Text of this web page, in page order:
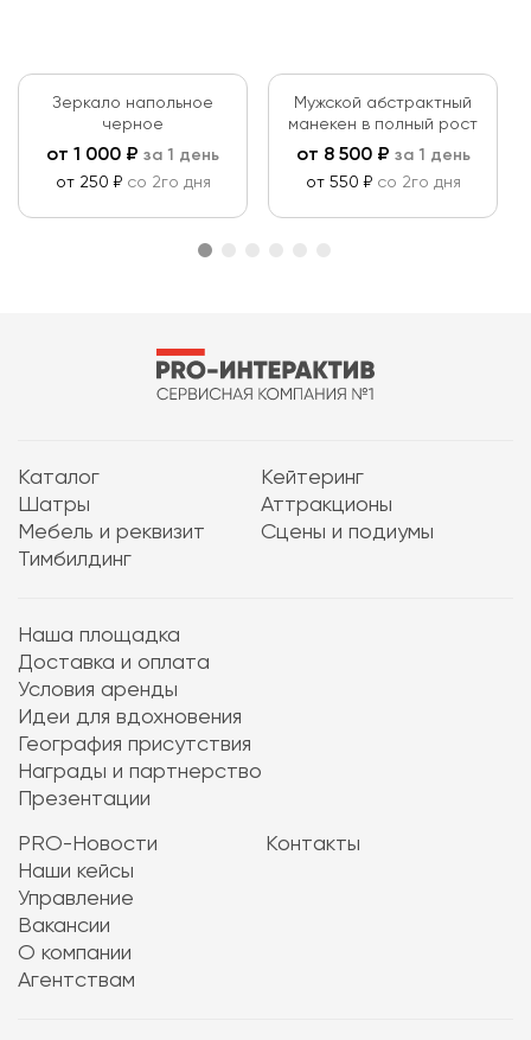
Зеркало напольное
черное
от 1 000 ₽ за 1 день
от 250 ₽ со 2го дня
Мужской абстрактный
манекен в полный рост
от 8 500₽ за 1 день
от 550 ₽ со 2го дня
Каталог
Кейтеринг
Шатры
Аттракционы
Мебель и реквизит
Сцены и подиумы
Тимбилдинг
Наша площадка
Доставка и оплата
Условия аренды
Идеи для вдохновения
География присутствия
Награды и партнерство
Презентации
PRO-Новости
Наши кейсы
Управление
Вакансии
О компании
Агентствам
Контакты